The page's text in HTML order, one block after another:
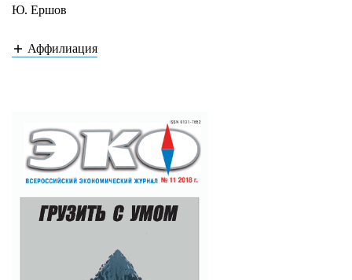
Ю. Ершов
Аффилиация